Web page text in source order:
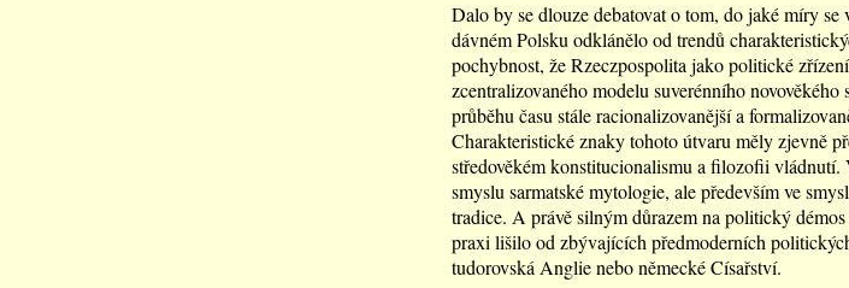
Dalo by se dlouze debatovat o tom, do jaké míry
dávném Polsku odklánělo od trendů
pochybnost, že Rzeczpospolita jako politické
zcentralizovaného modelu suverénního
průběhu času stále racionalizovanější a
Charakteristické znaky tohoto útvaru měly zjevně
středověkém konstitucionalismu a ﬁlozoﬁi vládnutí.
smyslu sarmatské mytologie, ale především ve
tradice. A právě silným důrazem na politický
praxi lišilo od zbývajících předmoderních
tudorovská Anglie nebo německé Císařství.